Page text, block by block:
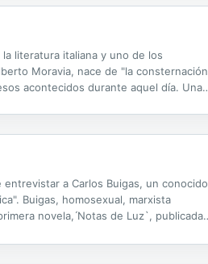
literatura italiana y uno de los
Moravia, nace de "la consternación
acontecidos durante aquel día. Una
a Carlos Buigas, un conocido
Buigas, homosexual, marxista
novela, ́Notas de Luz`, publicada